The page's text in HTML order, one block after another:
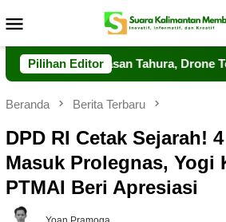
ke
Mobile
Pilihan EditorTahura, Drone Terbang
Beranda Berita Terbaru
DPD RI Cetak Sejarah!
Masuk Prolegnas, Yogi
PTMAI Beri Apresiasi